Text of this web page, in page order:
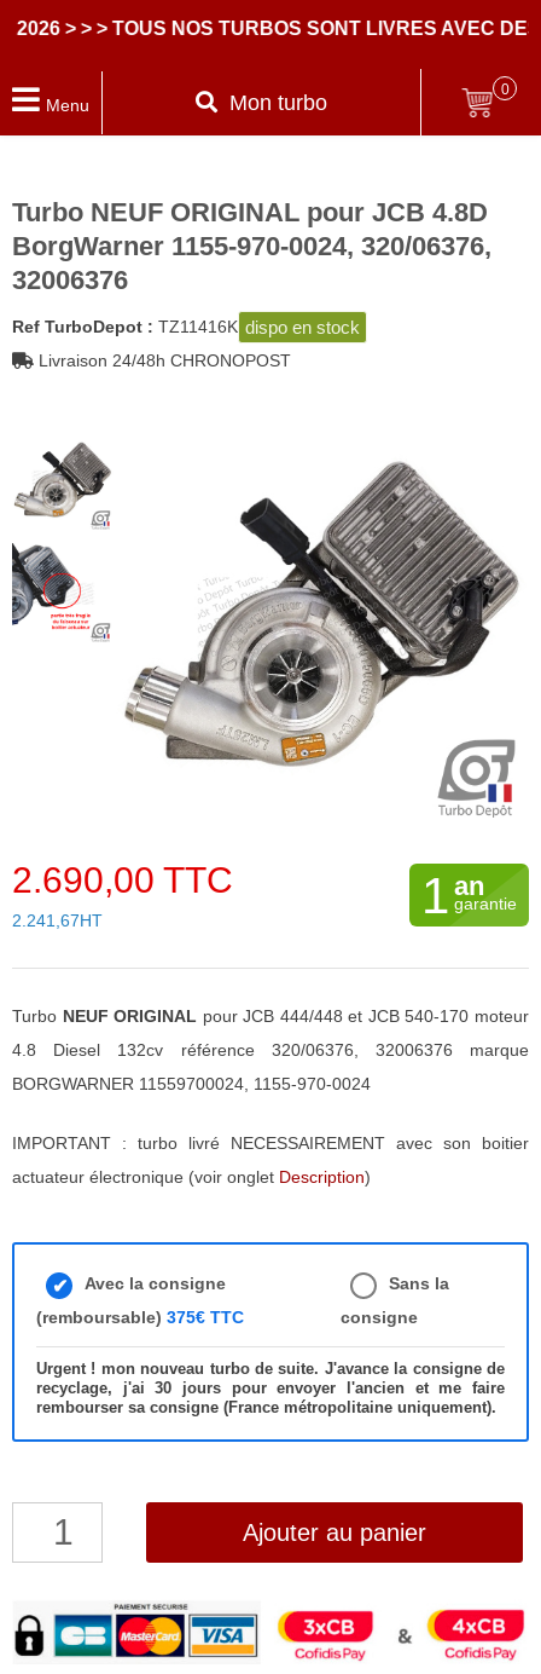
> > > TOUS NOS TURBOS SONT LIVRES AVEC DES
Menu Mon turbo
0
Turbo NEUF ORIGINAL pour JCB 4.8D
BorgWarner 1155-970-0024, 320/06376,
32006376
Ref TurboDepot : TZ11416K dispo en stock
Livraison 24/48h CHRONOPOST
2.690,00 TTC
2.241,67HT 1 an
garantie
Turbo NEUF ORIGINAL pour JCB 444/448 et JCB 540-170 moteur
4.8 Diesel 132cv référence 320/06376, 32006376 marque
BORGWARNER 11559700024, 1155-970-0024
IMPORTANT : turbo livré NECESSAIREMENT avec son boitier
actuateur électronique (voir onglet Description)
Avec la consigne
(remboursable) 375€ TTC
Sans la
consigne
Urgent ! mon nouveau turbo de suite. J'avance la consigne de
recyclage, j'ai 30 jours pour envoyer l'ancien et me faire
rembourser sa consigne (France métropolitaine uniquement).
quantité
NEUF
ORIGINAL
Ajouter au panier